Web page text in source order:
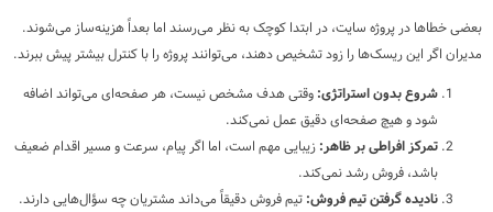
بعضی خطاها در پروژه سایت، در ابتدا کوچک به نظر می‌رسند اما بعداً هزینه‌ساز می‌شوند.
مدیران اگر این ریسک‌ها را زود تشخیص دهند، می‌توانند پروژه را با کنترل بیشتر پیش ببرند.
شروع بدون استراتژی: وقتی هدف مشخص نیست، هر صفحه‌ای می‌تواند اضافه
شود و هیچ صفحه‌ای دقیق عمل نمی‌کند.
تمرکز افراطی بر ظاهر: زیبایی مهم است، اما اگر پیام، سرعت و مسیر اقدام ضعیف
باشد، فروش رشد نمی‌کند.
نادیده گرفتن تیم فروش: تیم فروش دقیقاً می‌داند مشتریان چه سؤال‌هایی دارند.